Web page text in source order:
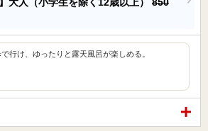
行け、ゆったりと露天風呂が楽しめる。